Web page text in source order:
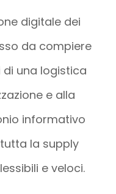
digitale dei
da compiere
una logistica
e alla
informativo
la supply
e veloci.